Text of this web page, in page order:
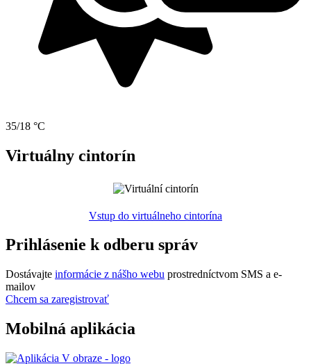
35/18 °C
Virtuálny cintorín
Vstup do virtuálneho cintorína
Prihlásenie k odberu správ
Dostávajte informácie z nášho webu prostredníctvom SMS a e-
mailov
Chcem sa zaregistrovať
Mobilná aplikácia